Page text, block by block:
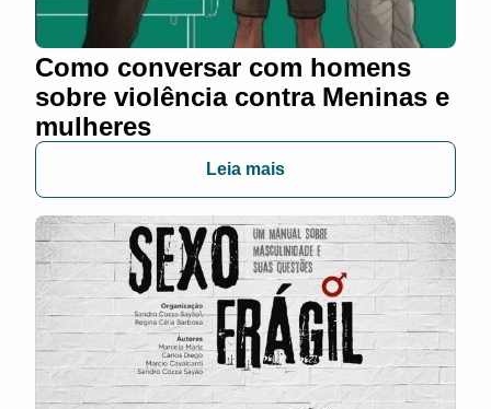
Como conversar com homens
sobre violência contra Meninas e
mulheres
Leia mais